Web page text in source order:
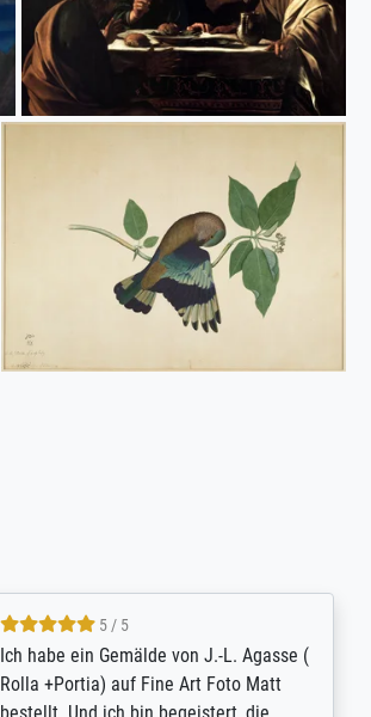
4.8 / 5
Qualité absolument irréprochable.
Extraordinaire diversité des thèmes